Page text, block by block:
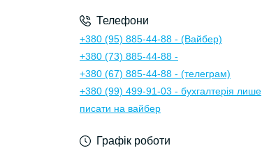
Телефони
+380 (95) 885-44-88 - (Вайбер)
+380 (73) 885-44-88 -
+380 (67) 885-44-88 - (телеграм)
+380 (99) 499-91-03 - бухгалтерія лише
писати на вайбер
Графік роботи